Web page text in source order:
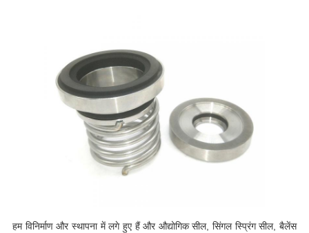
हम विनिर्माण और स्थापना में लगे हुए हैं और औद्योगिक सील, सिंगल स्प्रिंग सील, बैलेंस